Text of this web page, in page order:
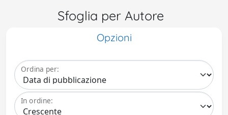
Sfoglia per Autore
Opzioni
Ordina per:
In ordine: